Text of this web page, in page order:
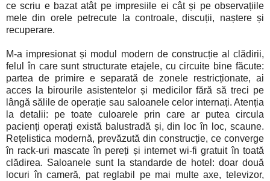
ce scriu e bazat atât pe impresiile ei cât și pe observațiile
mele din orele petrecute la controale, discuții, naștere și
recuperare.
M-a impresionat și modul modern de construcție al clădirii,
felul în care sunt structurate etajele, cu circuite bine făcute:
partea de primire e separată de zonele restricționate, ai
acces la birourile asistentelor și medicilor fără să treci pe
lângă sălile de operație sau saloanele celor internați. Atenția
la detalii: pe toate culoarele prin care ar putea circula
pacienți operați există balustradă și, din loc în loc, scaune.
Rețelistica modernă, prevăzută din construcție, ce converge
în rack-uri mascate în pereți și internet wi-fi gratuit în toată
clădirea. Saloanele sunt la standarde de hotel: doar două
locuri în cameră, pat reglabil pe mai multe axe, televizor,